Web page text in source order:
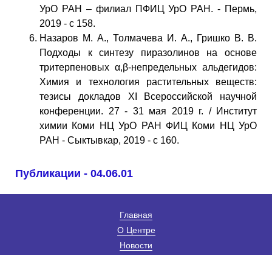
УрО РАН – филиал ПФИЦ УрО РАН. - Пермь,
2019 - с 158.
Назаров М. А., Толмачева И. А., Гришко В. В.
Подходы к синтезу пиразолинов на основе
тритерпеновых α,β-непредельных альдегидов:
Химия и технология растительных веществ:
тезисы докладов XI Всероссийской научной
конференции. 27 - 31 мая 2019 г. / Институт
химии Коми НЦ УрО РАН ФИЦ Коми НЦ УрО
РАН - Сыктывкар, 2019 - с 160.
Публикации - 04.06.01
Главная
О Центре
Новости